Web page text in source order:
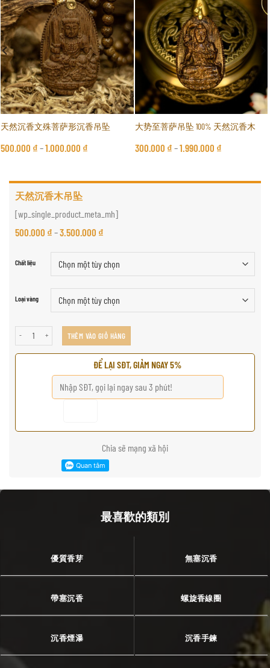
天然沉香文殊菩萨形沉香吊坠
500.000 ₫ –1.000.000 ₫
大势至菩萨吊坠 100% 天然沉香木
300.000 ₫ –1.990.000 ₫
天然沉香木吊坠
[wp_single_product_meta_mh]
500.000 ₫ –3.500.000 ₫
Chất liệu
Loại vàng
天然沉香木吊坠 số lượngTHÊM VÀO GIỎ HÀNG
ĐỂ LẠI SĐT, GIẢM NGAY 5%
Chia sẽ mạng xã hội
最喜歡的類別
優質香芽 無塞沉香
帶塞沉香 螺旋香線圈
沉香煙瀑 沉香手鍊